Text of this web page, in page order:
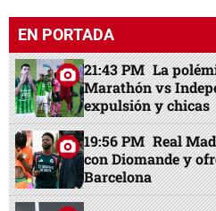
EN PORTADA
21:43 PM La
Marathón vs
expulsión y chicas
19:56 PM Real
con Diomande y
Barcelona